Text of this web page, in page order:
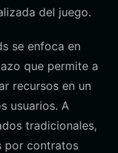
del juego.
se enfoca en
que permite a
recursos en un
usuarios. A
tradicionales,
por contratos